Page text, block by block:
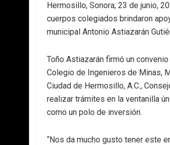
Hermosillo, Sonora; 23 de junio,
cuerpos colegiados brindaron
municipal Antonio Astiazarán
Toño Astiazarán firmó un
Colegio de Ingenieros de Minas,
Ciudad de Hermosillo, A.C.,
realizar trámites en la ventanilla
como un polo de inversión.
“Nos da mucho gusto tener este